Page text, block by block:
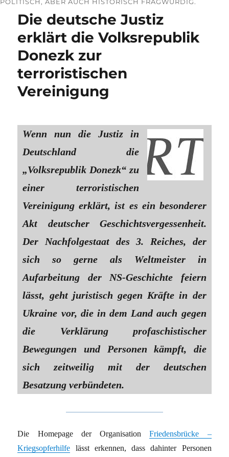
Die deutsche Justiz
erklärt die Volksrepublik
Donezk zur
terroristischen
Vereinigung
Wenn nun die Justiz in
Deutschland die
„Volksrepublik Donezk“ zu
einer terroristischen
Vereinigung erklärt, ist es ein besonderer
Akt deutscher Geschichtsvergessenheit.
Der Nachfolgestaat des 3. Reiches, der
sich so gerne als Weltmeister in
Aufarbeitung der NS-Geschichte feiern
lässt, geht juristisch gegen Kräfte in der
Ukraine vor, die in dem Land auch gegen
die Verklärung profaschistischer
Bewegungen und Personen kämpft, die
sich zeitweilig mit der deutschen
Besatzung verbündeten.
Die Homepage der OrganisationFriedensbrücke –
Kriegsopferhilfe lässt erkennen, dass dahinter Personen